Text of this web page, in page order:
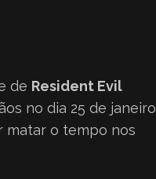
de Resident Evil
no dia 25 de janeiro
matar o tempo nos